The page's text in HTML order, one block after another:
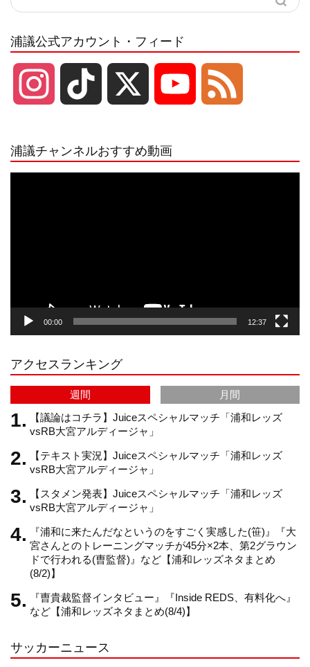
浦議公式アカウント・フィード
r
a
m
e
C
h
a
n
浦議チャンネルおすすめ動画
00:00 12:37
アクセスランキング
週間
月間
【議論はコチラ】Juiceスペシャルマッチ「浦和レッズ
vsRB大宮アルディージャ」
【テキスト実況】Juiceスペシャルマッチ「浦和レッズ
vsRB大宮アルディージャ」
【スタメン発表】Juiceスペシャルマッチ「浦和レッズ
vsRB大宮アルディージャ」
『浦和に来たんだなというのをすごく実感した(笹)』『大
宮さんとのトレーニングマッチが45分×2本、第2グラウン
ドで行われる(曺監督)』など【浦和レッズネタまとめ
(8/2)】
『曺貴裁監督インタビュー』『Inside REDS、有料化へ』
など【浦和レッズネタまとめ(8/4)】
サッカーニュース